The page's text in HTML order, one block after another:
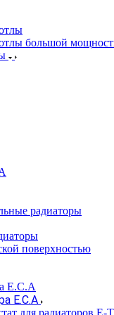
большой
радиаторы
поверхностью
E.C.A
для радиаторов E-